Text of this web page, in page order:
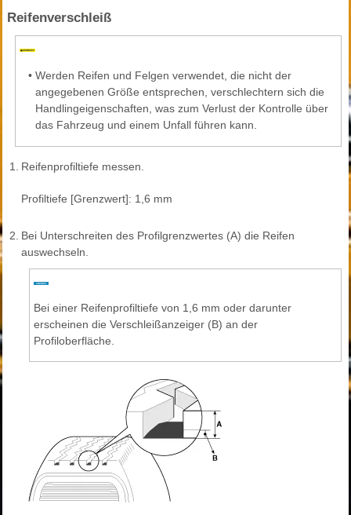
Reifenverschleiß
• Werden Reifen und Felgen verwendet, die nicht der
angegebenen Größe entsprechen, verschlechtern sich die
Handlingeigenschaften, was zum Verlust der Kontrolle über
das Fahrzeug und einem Unfall führen kann.
1. Reifenprofiltiefe messen.
Profiltiefe [Grenzwert]: 1,6 mm
2. Bei Unterschreiten des Profilgrenzwertes (A) die Reifen
auswechseln.
Bei einer Reifenprofiltiefe von 1,6 mm oder darunter
erscheinen die Verschleißanzeiger (B) an der
Profiloberfläche.